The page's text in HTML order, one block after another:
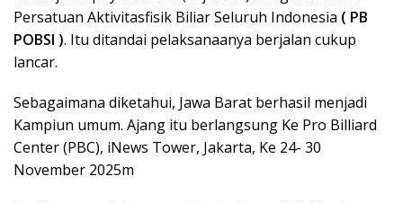
Persatuan Aktivitasfisik Biliar Seluruh Indonesia ( PB
POBSI ). Itu ditandai pelaksanaanya berjalan cukup
lancar.
Sebagaimana diketahui, Jawa Barat berhasil menjadi
Kampiun umum. Ajang itu berlangsung Ke Pro Billiard
Center (PBC), iNews Tower, Jakarta, Ke 24- 30
November 2025m